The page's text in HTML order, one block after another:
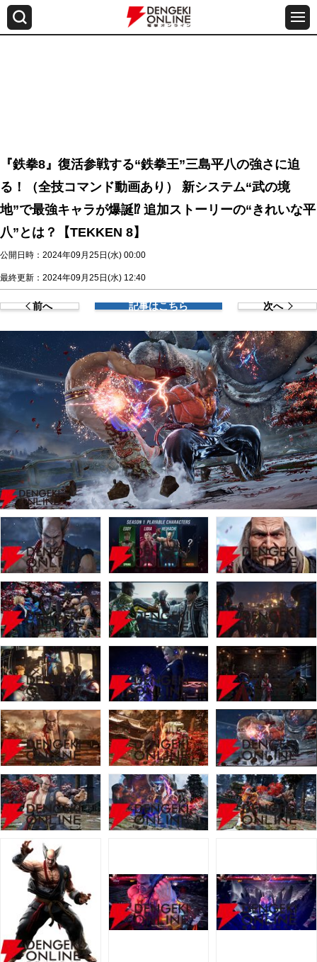
『鉄拳8』復活参戦する“鉄拳王”三島平八の強さに迫
る！（全技コマンド動画あり） 新システム“武の境
地”で最強キャラが爆誕⁉ 追加ストーリーの“きれいな平
八”とは？【TEKKEN 8】
公開日時：2024年09月25日(水) 00:00
最終更新：2024年09月25日(水) 12:40
前へ 記事はこちら 次へ